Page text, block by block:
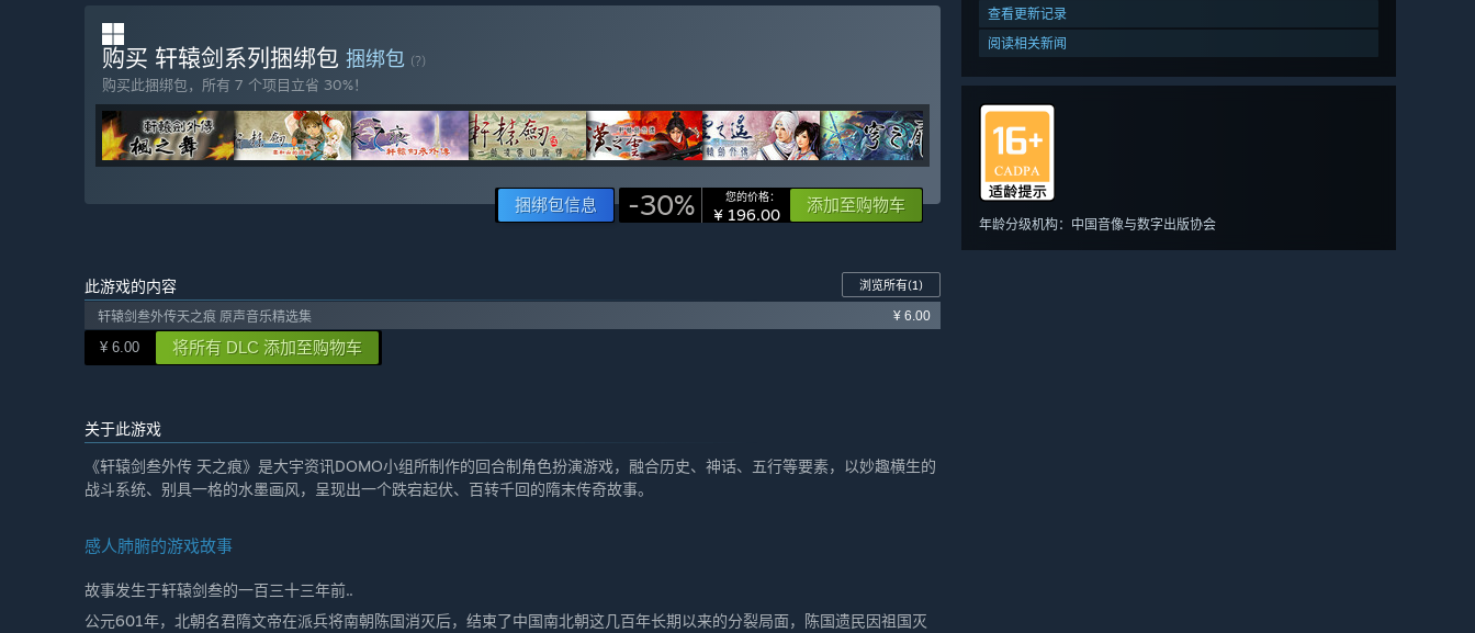
查看更新记录
阅读相关新闻
年龄分级机构：中国音像与数字出版协会
购买 轩辕剑系列捆绑包 捆绑包 (?)
购买此捆绑包，所有 7 个项目立省 30%！
捆绑包信息 -30% 您的价格：
¥ 196.00 添加至购物车
此游戏的内容 浏览所有(1)
轩辕剑叁外传天之痕 原声音乐精选集 ¥ 6.00
¥ 6.00 将所有 DLC 添加至购物车
关于此游戏
《轩辕剑叁外传 天之痕》是大宇资讯DOMO小组所制作的回合制角色扮演游戏，融合历史、神话、五行等要素，以妙趣横生的
战斗系统、别具一格的水墨画风，呈现出一个跌宕起伏、百转千回的隋末传奇故事。
感人肺腑的游戏故事
故事发生于轩辕剑叁的一百三十三年前..
公元601年，北朝名君隋文帝在派兵将南朝陈国消灭后，结束了中国南北朝这几百年长期以来的分裂局面，陈国遗民因祖国灭